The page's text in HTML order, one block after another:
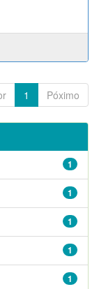
1 Póximo
1
1
1
1
1